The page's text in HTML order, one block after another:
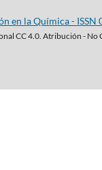
en la Química -
CC 4.0. Atribución - No